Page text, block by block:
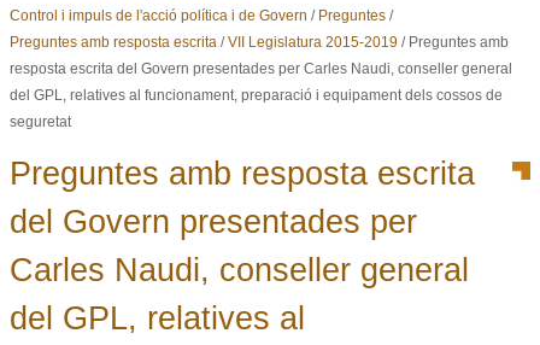
Control i impuls de l'acció política i de Govern / Preguntes /
Preguntes amb resposta escrita /VII Legislatura 2015-2019 / Preguntes amb
resposta escrita del Govern presentades per Carles Naudi, conseller general
del GPL, relatives al funcionament, preparació i equipament dels cossos de
seguretat
Preguntes amb resposta escrita
del Govern presentades per
Carles Naudi, conseller general
del GPL, relatives al